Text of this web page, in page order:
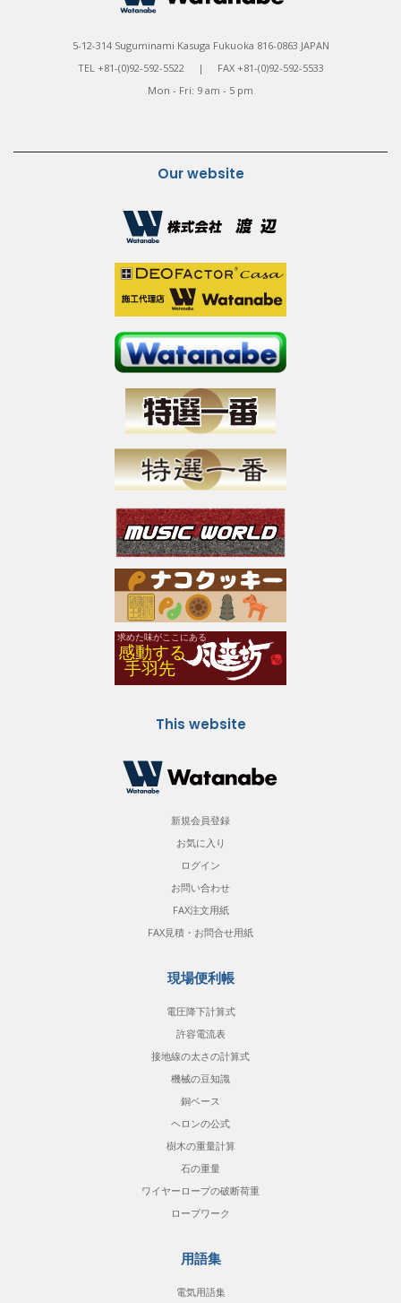
5-12-314 Suguminami Kasuga Fukuoka 816-0863 JAPAN
TEL +81-(0)92-592-5522 | FAX +81-(0)92-592-5533
Mon - Fri: 9 am - 5 pm
Our website
This website
新規会員登録
お気に入り
ログイン
お問い合わせ
FAX注文用紙
FAX見積・お問合せ用紙
現場便利帳
電圧降下計算式
許容電流表
接地線の太さの計算式
機械の豆知識
銅ベース
ヘロンの公式
樹木の重量計算
石の重量
ワイヤーロープの破断荷重
ロープワーク
用語集
電気用語集